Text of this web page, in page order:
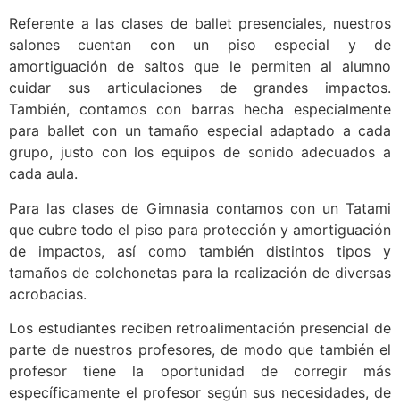
Referente a las clases de ballet presenciales, nuestros
salones cuentan con un piso especial y de
amortiguación de saltos que le permiten al alumno
cuidar sus articulaciones de grandes impactos.
También, contamos con barras hecha especialmente
para ballet con un tamaño especial adaptado a cada
grupo, justo con los equipos de sonido adecuados a
cada aula.
Para las clases de Gimnasia contamos con un Tatami
que cubre todo el piso para protección y amortiguación
de impactos, así como también distintos tipos y
tamaños de colchonetas para la realización de diversas
acrobacias.
Los estudiantes reciben retroalimentación presencial de
parte de nuestros profesores, de modo que también el
profesor tiene la oportunidad de corregir más
específicamente el profesor según sus necesidades, de